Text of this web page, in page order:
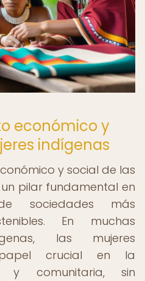
económico y
indígenas
y social de las
pilar fundamental en
sociedades más
En muchas
las mujeres
crucial en la
y comunitaria, sin